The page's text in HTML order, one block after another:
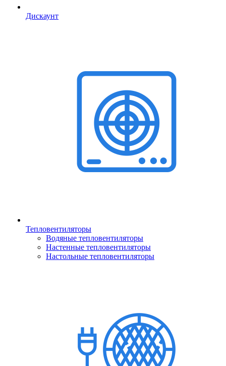
Дискаунт
Тепловентиляторы
Водяные тепловентиляторы
Настенные тепловентиляторы
Настольные тепловентиляторы